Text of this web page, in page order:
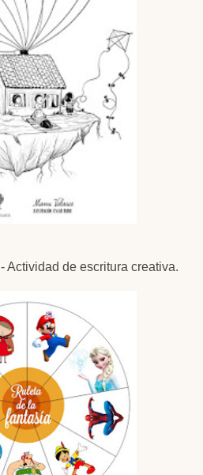
- Actividad de escritura creativa.